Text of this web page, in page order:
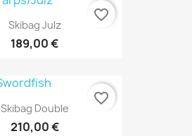
Skibag Julz
189,00 €
favorite_border
Skibag Double
210,00 €
favorite_border